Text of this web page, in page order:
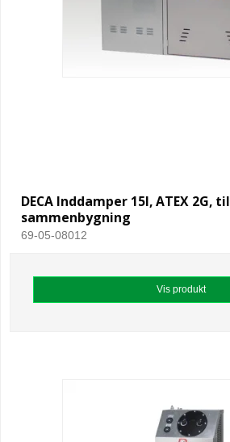
DECA Inddamper 15l, ATEX 2G, til
sammenbygning
69-05-08012
Vis produkt